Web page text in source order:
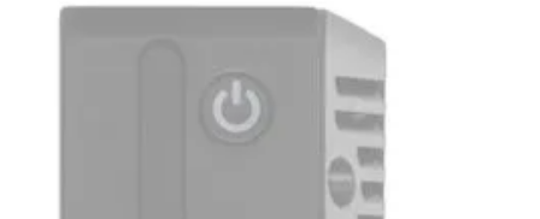
синхронизацию сигнала и низкий уровень джиттера.
позволяют выводить де-
встроенное аудио в аналоговом или цифровом